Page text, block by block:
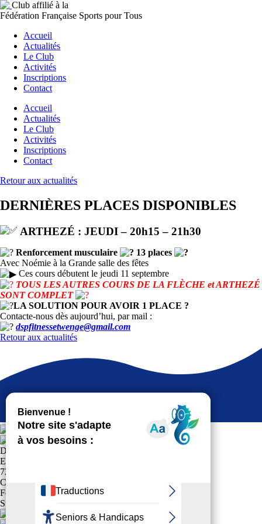
Club affilié à la
Fédération Française Sports pour Tous
Accueil
Actualités
Le Club
Activités
Inscriptions
Contact
Accueil
Actualités
Le Club
Activités
Inscriptions
Contact
Retour aux actualités
DERNIÈRES PLACES DISPONIBLES
ARTHEZÉ : JEUDI – 20h15 – 21h30
Renforcement musculaire
13 places
Avec Noémie à la Grande salle des fêtes
Ces cours débutent le jeudi 11 septembre
TOUS LES AUTRES COURS DE LA FLÈCHE et ARTHEZÉ
SONT COMPLET
LA SOLUTION POUR AVOIR 1 PLACE ?
Contacte-nous dès aujourd’hui, par mail :
dspfitnessetwenge@gmail.com
Retour aux actualités
DSP FITNESS ET WENGE
Espace Pierre Mendès-France
72200 LA FLÈCHE
Club affilié à la
Fédération Française Sports pour Tous
Suivez-nous !